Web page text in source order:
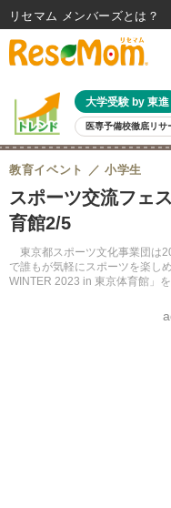
大学受験 by 東進
医専予備校徹底リサ
親子で考える大学選び 高校受
共通テスト 夏休み
8月開催イベント・WS 全国公
自由研究教材（小学生向け）
スポーツ交流フェ
育館2/5
東京都スポーツ文化事業団は
で誰もが気軽にスポーツを楽し
WINTER 2023 in 東京体育館」
教育イベント 小学生
リセマム メンバーズ